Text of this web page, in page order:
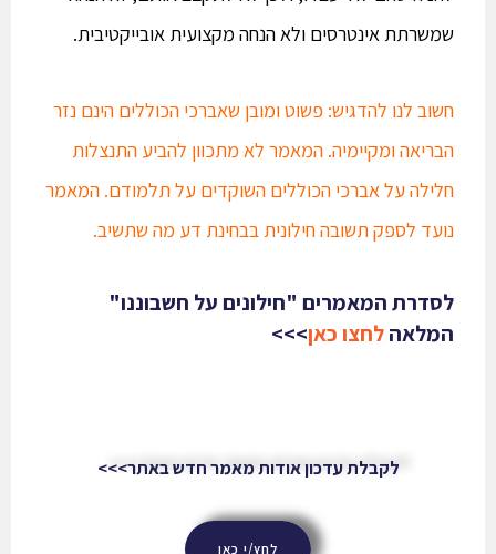
שמשרתת אינטרסים ולא הנחה מקצועית אובייקטיבית.
חשוב לנו להדגיש: פשוט ומובן שאברכי הכוללים הינם נזר
הבריאה ומקיימיה. המאמר לא מתכוון להביע התנצלות
חלילה על אברכי הכוללים השוקדים על תלמודם. המאמר
נועד לספק תשובה חילונית בבחינת דע מה שתשיב.
לסדרת המאמרים "חילונים על חשבוננו"
המלאהלחצו כאן>>>
לקבלת עדכון אודות מאמר חדש באתר>>>
לחץ/י כאן